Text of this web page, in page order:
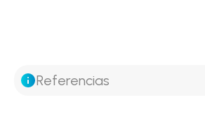
Referencias